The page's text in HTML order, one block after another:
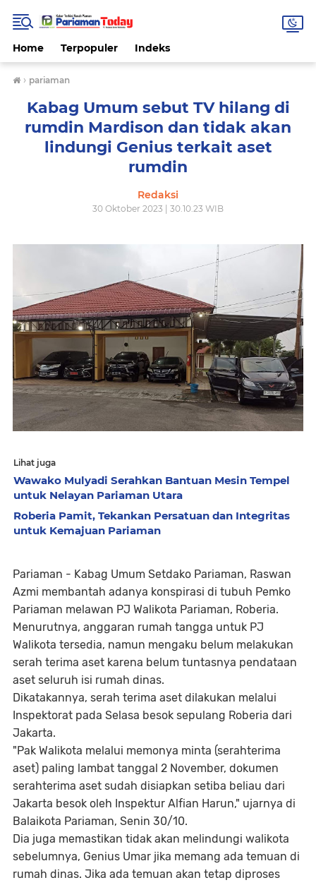
Home Terpopuler Indeks
› pariaman
Kabag Umum sebut TV hilang di
rumdin Mardison dan tidak akan
lindungi Genius terkait aset
rumdin
Redaksi
30 Oktober 2023 | 30.10.23 WIB
Lihat juga
Wawako Mulyadi Serahkan Bantuan Mesin Tempel
untuk Nelayan Pariaman Utara
Roberia Pamit, Tekankan Persatuan dan Integritas
untuk Kemajuan Pariaman
Pariaman - Kabag Umum Setdako Pariaman, Raswan
Azmi membantah adanya konspirasi di tubuh Pemko
Pariaman melawan PJ Walikota Pariaman, Roberia.
Menurutnya, anggaran rumah tangga untuk PJ
Walikota tersedia, namun mengaku belum melakukan
serah terima aset karena belum tuntasnya pendataan
aset seluruh isi rumah dinas.
Dikatakannya, serah terima aset dilakukan melalui
Inspektorat pada Selasa besok sepulang Roberia dari
Jakarta.
"Pak Walikota melalui memonya minta (serahterima
aset) paling lambat tanggal 2 November, dokumen
serahterima aset sudah disiapkan setiba beliau dari
Jakarta besok oleh Inspektur Alfian Harun," ujarnya di
Balaikota Pariaman, Senin 30/10.
Dia juga memastikan tidak akan melindungi walikota
sebelumnya, Genius Umar jika memang ada temuan di
rumah dinas. Jika ada temuan akan tetap diproses